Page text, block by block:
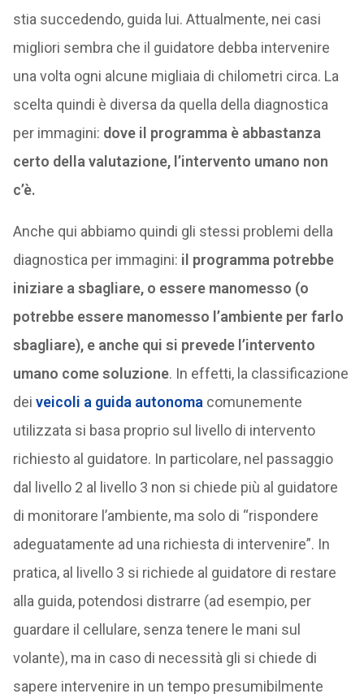
stia succedendo, guida lui. Attualmente, nei casi
migliori sembra che il guidatore debba intervenire
una volta ogni alcune migliaia di chilometri circa. La
scelta quindi è diversa da quella della diagnostica
per immagini: dove il programma è abbastanza
certo della valutazione, l’intervento umano non
c’è.
Anche qui abbiamo quindi gli stessi problemi della
diagnostica per immagini: il programma potrebbe
iniziare a sbagliare, o essere manomesso (o
potrebbe essere manomesso l’ambiente per farlo
sbagliare), e anche qui si prevede l’intervento
umano come soluzione. In effetti, la classificazione
dei veicoli a guida autonoma comunemente
utilizzata si basa proprio sul livello di intervento
richiesto al guidatore. In particolare, nel passaggio
dal livello 2 al livello 3 non si chiede più al guidatore
di monitorare l’ambiente, ma solo di “rispondere
adeguatamente ad una richiesta di intervenire”. In
pratica, al livello 3 si richiede al guidatore di restare
alla guida, potendosi distrarre (ad esempio, per
guardare il cellulare, senza tenere le mani sul
volante), ma in caso di necessità gli si chiede di
sapere intervenire in un tempo presumibilmente